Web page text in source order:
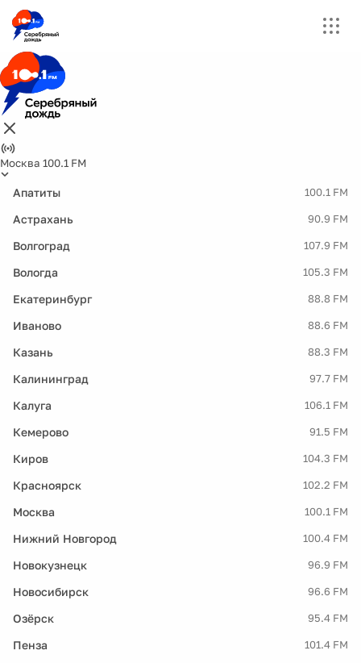
Москва 100.1 FM
Апатиты 100.1 FM
Астрахань 90.9 FM
Волгоград 107.9 FM
Вологда 105.3 FM
Екатеринбург 88.8 FM
Иваново 88.6 FM
Казань 88.3 FM
Калининград 97.7 FM
Калуга 106.1 FM
Кемерово 91.5 FM
Киров 104.3 FM
Красноярск 102.2 FM
Москва 100.1 FM
Нижний Новгород 100.4 FM
Новокузнецк 96.9 FM
Новосибирск 96.6 FM
Озёрск 95.4 FM
Пенза 101.4 FM